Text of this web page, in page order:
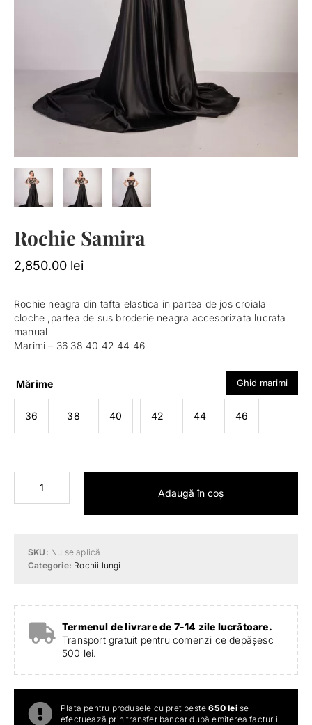
Rochie Samira
2,850.00 lei
Rochie neagra din tafta elastica in partea de jos croiala
cloche ,partea de sus broderie neagra accesorizata lucrata
manual
Marimi – 36 38 40 42 44 46
Ghid marimi
Mărime
36 38 40 42 44 46
Cantitate
Rochie
Adaugă în coș
SKU: Nu se aplică
Categorie: Rochii lungi
Termenul de livrare de 7-14 zile lucrătoare.
Transport gratuit pentru comenzi ce depășesc
500 lei.
Plata pentru produsele cu preț peste650 leise
efectuează prin transfer bancar după emiterea facturii.